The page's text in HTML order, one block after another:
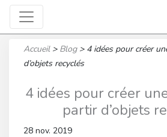
Accueil > Blog > 4 idées pour créer
d’objets recyclés
4 idées pour créer
partir d’objets
28 nov. 2019